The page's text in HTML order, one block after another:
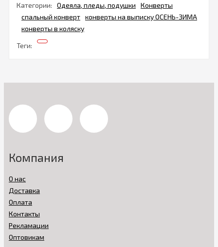
Категории: Одеяла, пледы, подушки
Конверты
спальный конверт конверты на выписку ОСЕНЬ-ЗИМА
конверты в коляску
Теги:
Компания
О нас
Доставка
Оплата
Контакты
Рекламации
Оптовикам